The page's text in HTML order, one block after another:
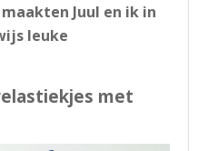
Juul en ik in
leuke
met